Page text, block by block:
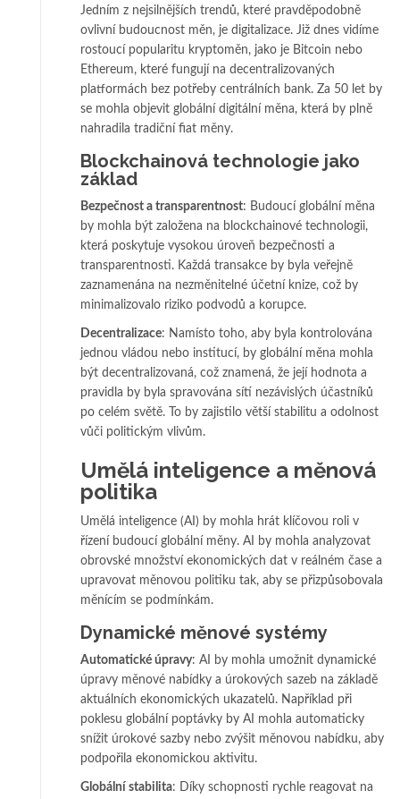
Jedním z nejsilnějších trendů, které pravděpodobně
ovlivní budoucnost měn, je digitalizace. Již dnes vidíme
rostoucí popularitu kryptoměn, jako je Bitcoin nebo
Ethereum, které fungují na decentralizovaných
platformách bez potřeby centrálních bank. Za 50 let by
se mohla objevit globální digitální měna, která by plně
nahradila tradiční fiat měny.
Blockchainová technologie jako
základ
Bezpečnost a transparentnost: Budoucí globální měna
by mohla být založena na blockchainové technologii,
která poskytuje vysokou úroveň bezpečnosti a
transparentnosti. Každá transakce by byla veřejně
zaznamenána na nezměnitelné účetní knize, což by
minimalizovalo riziko podvodů a korupce.
Decentralizace: Namísto toho, aby byla kontrolována
jednou vládou nebo institucí, by globální měna mohla
být decentralizovaná, což znamená, že její hodnota a
pravidla by byla spravována sítí nezávislých účastníků
po celém světě. To by zajistilo větší stabilitu a odolnost
vůči politickým vlivům.
Umělá inteligence a měnová
politika
Umělá inteligence (AI) by mohla hrát klíčovou roli v
řízení budoucí globální měny. AI by mohla analyzovat
obrovské množství ekonomických dat v reálném čase a
upravovat měnovou politiku tak, aby se přizpůsobovala
měnícím se podmínkám.
Dynamické měnové systémy
Automatické úpravy: AI by mohla umožnit dynamické
úpravy měnové nabídky a úrokových sazeb na základě
aktuálních ekonomických ukazatelů. Například při
poklesu globální poptávky by AI mohla automaticky
snížit úrokové sazby nebo zvýšit měnovou nabídku, aby
podpořila ekonomickou aktivitu.
Globální stabilita: Díky schopnosti rychle reagovat na